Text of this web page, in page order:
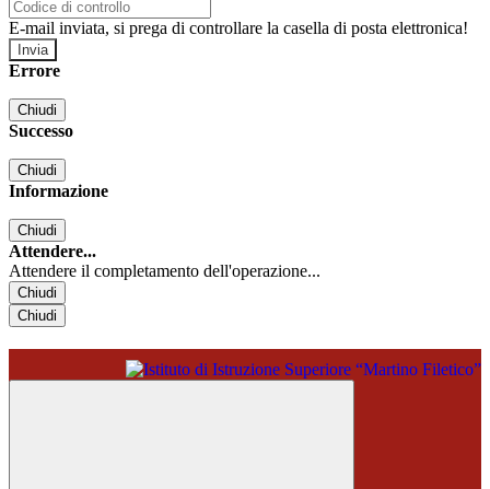
E-mail inviata, si prega di controllare la casella di posta elettronica!
Errore
Chiudi
Successo
Chiudi
Informazione
Chiudi
Attendere...
Attendere il completamento dell'operazione...
Chiudi
Chiudi